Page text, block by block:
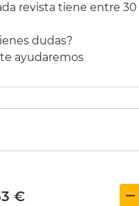
revista tiene entre 30
dudas?
ayudaremos
€